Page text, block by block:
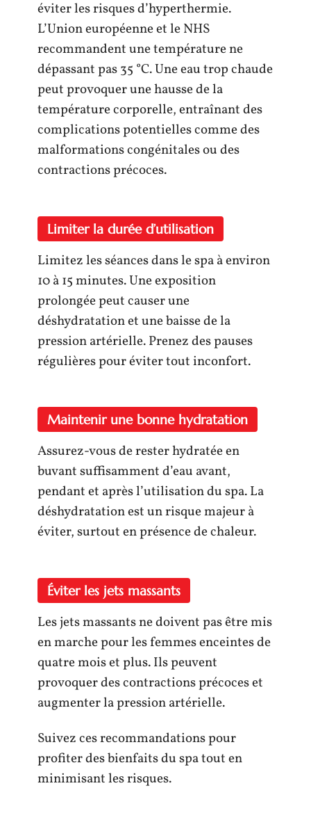
éviter les risques d’hyperthermie.
L’Union européenne et le NHS
recommandent une température ne
dépassant pas 35 °C. Une eau trop chaude
peut provoquer une hausse de la
température corporelle, entraînant des
complications potentielles comme des
malformations congénitales ou des
contractions précoces.
Limiter la durée d’utilisation
Limitez les séances dans le spa à environ
10 à 15 minutes. Une exposition
prolongée peut causer une
déshydratation et une baisse de la
pression artérielle. Prenez des pauses
régulières pour éviter tout inconfort.
Maintenir une bonne hydratation
Assurez-vous de rester hydratée en
buvant suffisamment d’eau avant,
pendant et après l’utilisation du spa. La
déshydratation est un risque majeur à
éviter, surtout en présence de chaleur.
Éviter les jets massants
Les jets massants ne doivent pas être mis
en marche pour les femmes enceintes de
quatre mois et plus. Ils peuvent
provoquer des contractions précoces et
augmenter la pression artérielle.
Suivez ces recommandations pour
profiter des bienfaits du spa tout en
minimisant les risques.